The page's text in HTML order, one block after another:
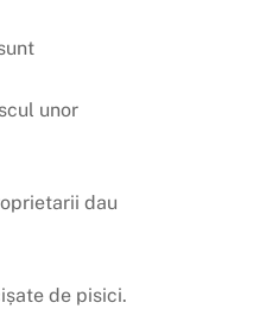
unor
dau
de pisici.